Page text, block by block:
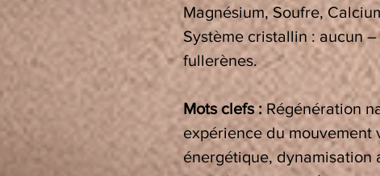
Magnésium, Soufre,
Système cristallin : aucun
fullerènes.
Mots clefs : Régénération
expérience du mouvement
énergétique, dynamisation